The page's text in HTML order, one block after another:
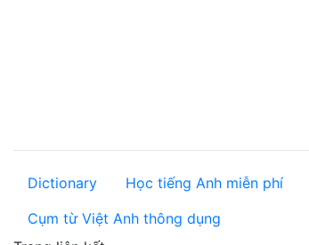
Dictionary Học tiếng Anh miễn phí
Cụm từ Việt Anh thông dụng